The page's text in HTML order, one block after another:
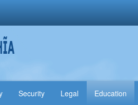
Security Legal Education